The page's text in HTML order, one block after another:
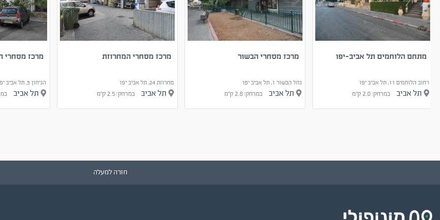
מתחם הלוחמים תל אביב-יפו
רחוב הלוחמים 11, תל אביב יפו
תל אביב במרחק: 2.0 ק"מ
מרכז מסחרי הבשור
נחל הבשור 1, תל אביב יפו
תל אביב במרחק: 2.8 ק"מ
מרכז מסחרי המחרוזת
מחרוזת 24, תל אביב יפו
תל אביב במרחק: 2.5 ק"מ
מרכז מסחרי
הגיחון 5, תל אביב יפו
תל אביב
חזרה למעלה